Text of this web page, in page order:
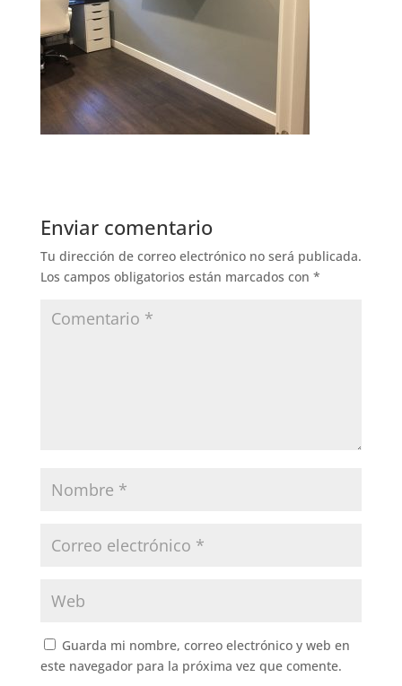
Enviar comentario
Tu dirección de correo electrónico no será publicada.
Los campos obligatorios están marcados con *
Guarda mi nombre, correo electrónico y web en
este navegador para la próxima vez que comente.